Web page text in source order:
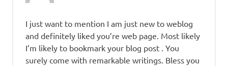
I just want to mention I am just new to weblog
and definitely liked you’re web page. Most likely
I’m likely to bookmark your blog post . You
surely come with remarkable writings. Bless you